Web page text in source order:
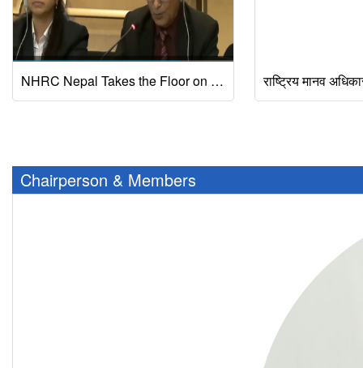
NHRC Nepal Takes the Floor on UPR Session (62nd Session of the Human Rights Council).
Chairperson & Members